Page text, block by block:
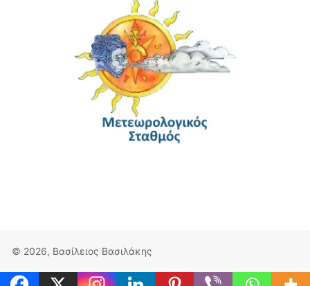
© 2026, Βασίλειος Βασιλάκης